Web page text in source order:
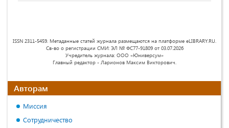
ISSN 2311-5459. Метаданные статей журнала размещаются на платформе eLIBRARY.RU.
Св-во о регистрации СМИ: ЭЛ № ФС77-91809 от 03.07.2026
Учредитель журнала: ООО «Юниверсум»
Главный редактор - Ларионов Максим Викторович.
Авторам
Миссия
Сотрудничество